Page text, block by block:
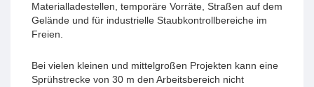
Materialladestellen, temporäre Vorräte, Straßen auf dem
Gelände und für industrielle Staubkontrollbereiche im
Freien.
Bei vielen kleinen und mittelgroßen Projekten kann eine
Sprühstrecke von 30 m den Arbeitsbereich nicht